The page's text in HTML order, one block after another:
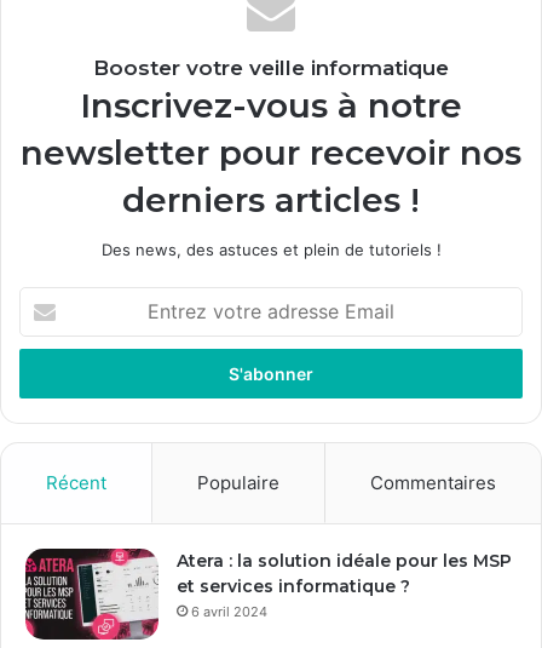
Booster votre veille informatique
Inscrivez-vous à notre
newsletter pour recevoir nos
derniers articles !
Des news, des astuces et plein de tutoriels !
Entrez
votre
adresse
Récent Populaire Commentaires
Atera : la solution idéale pour les MSP
et services informatique ?
6 avril 2024